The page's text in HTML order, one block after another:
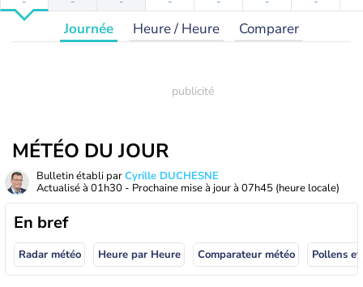
Journée Heure / Heure Comparer
MÉTÉO DU JOUR
Bulletin établi parCyrille DUCHESNE
Actualisé à 01h30 - Prochaine mise à jour à 07h45 (heure locale)
En bref
Radar météo Heure par Heure Comparateur météo Pollens